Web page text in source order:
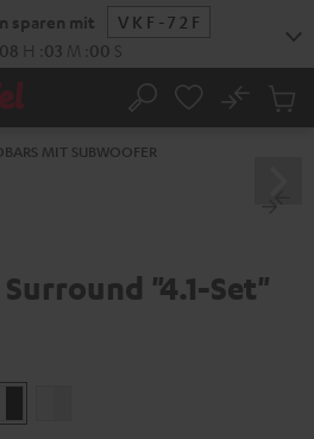
sparen mit
VKF-72F
:08 H :02 M :58 S
Suche
No
MIT SUBWOOFER
"4.1-Set"
/